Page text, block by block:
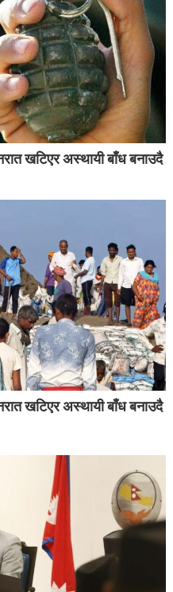
खटिएर अस्थायी बाँध बनाउदै
खटिएर अस्थायी बाँध बनाउदै